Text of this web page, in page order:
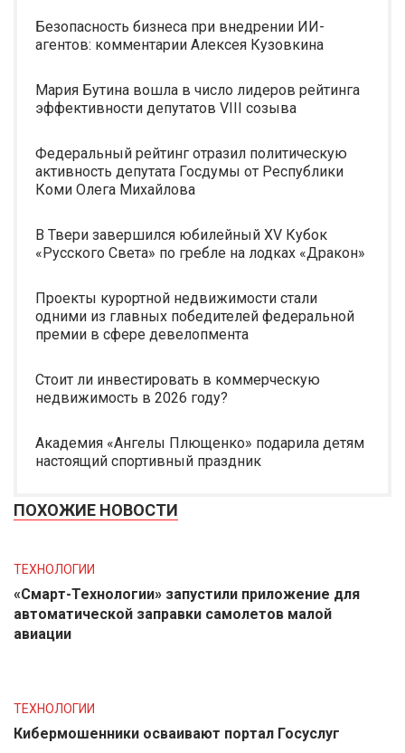
Безопасность бизнеса при внедрении ИИ-
агентов: комментарии Алексея Кузовкина
Мария Бутина вошла в число лидеров рейтинга
эффективности депутатов VIII созыва
Федеральный рейтинг отразил политическую
активность депутата Госдумы от Республики
Коми Олега Михайлова
В Твери завершился юбилейный XV Кубок
«Русского Света» по гребле на лодках «Дракон»
Проекты курортной недвижимости стали
одними из главных победителей федеральной
премии в сфере девелопмента
Стоит ли инвестировать в коммерческую
недвижимость в 2026 году?
Академия «Ангелы Плющенко» подарила детям
настоящий спортивный праздник
ПОХОЖИЕ НОВОСТИ
ТЕХНОЛОГИИ
«Смарт-Технологии» запустили приложение для
автоматической заправки самолетов малой
авиации
ТЕХНОЛОГИИ
Кибермошенники осваивают портал Госуслуг